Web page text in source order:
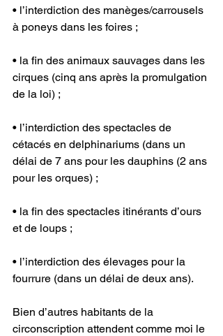
• l’interdiction des manèges/carrousels
à poneys dans les foires ;
• la fin des animaux sauvages dans les
cirques (cinq ans après la promulgation
de la loi) ;
• l’interdiction des spectacles de
cétacés en delphinariums (dans un
délai de 7 ans pour les dauphins (2 ans
pour les orques) ;
• la fin des spectacles itinérants d’ours
et de loups ;
• l’interdiction des élevages pour la
fourrure (dans un délai de deux ans).
Bien d’autres habitants de la
circonscription attendent comme moi le